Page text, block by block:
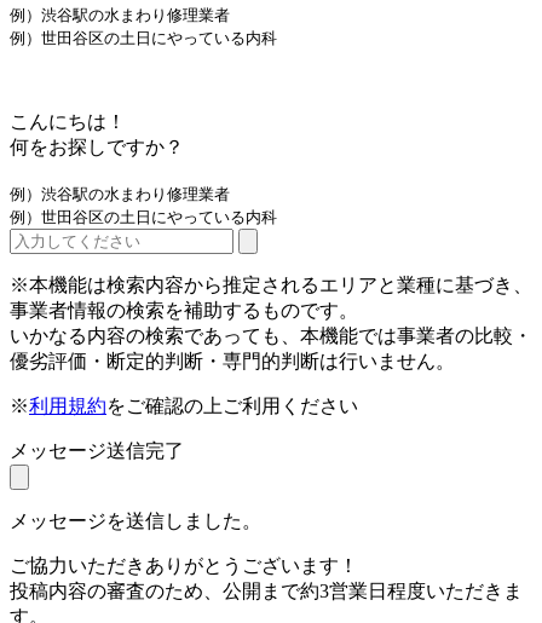
例）渋谷駅の水まわり修理業者
例）世田谷区の土日にやっている内科
こんにちは！
何をお探しですか？
例）渋谷駅の水まわり修理業者
例）世田谷区の土日にやっている内科
※本機能は検索内容から推定されるエリアと業種に基づき、
事業者情報の検索を補助するものです。
いかなる内容の検索であっても、本機能では事業者の比較・
優劣評価・断定的判断・専門的判断は行いません。
※利用規約をご確認の上ご利用ください
メッセージ送信完了
メッセージを送信しました。
ご協力いただきありがとうございます！
投稿内容の審査のため、公開まで約3営業日程度いただきま
す。